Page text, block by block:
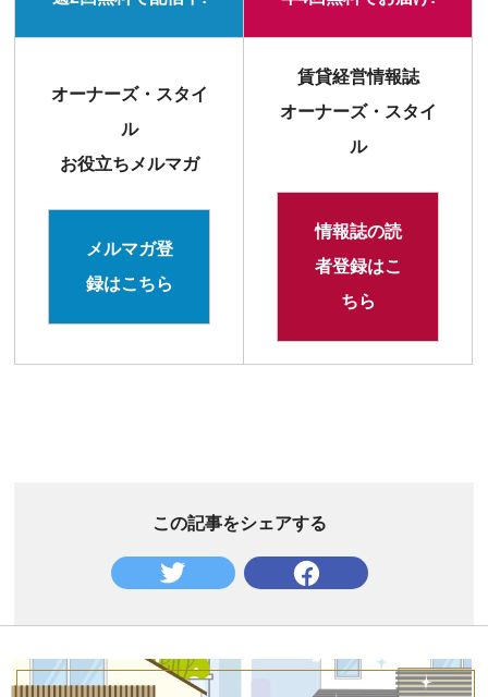
オーナーズ・スタイ
ル
お役立ちメルマガ
メルマガ登
録はこちら
賃貸経営情報誌
オーナーズ・スタイ
ル
情報誌の読
者登録はこ
ちら
この記事をシェアする